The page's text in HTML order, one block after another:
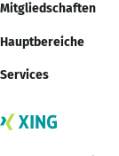
Mitgliedschaften
Hauptbereiche
Services